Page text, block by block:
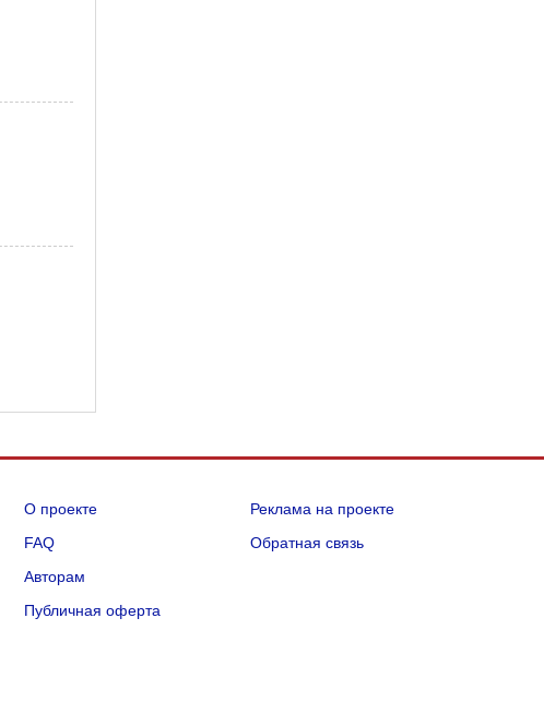
О проекте
FAQ
Авторам
Публичная оферта
Реклама на проекте
Обратная связь